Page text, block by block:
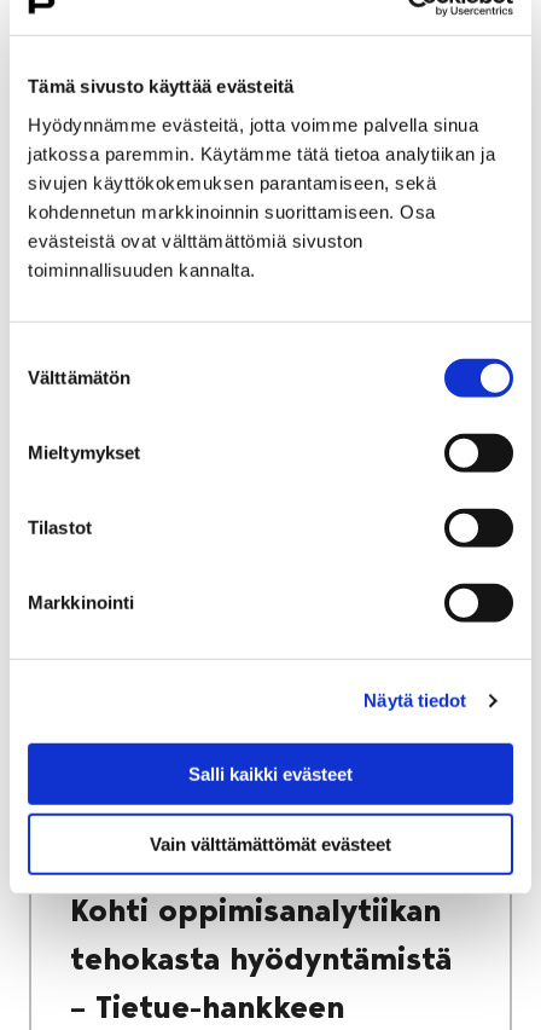
Tämä sivusto käyttää evästeitä
Hyödynnämme evästeitä, jotta voimme palvella sinua
jatkossa paremmin. Käytämme tätä tietoa analytiikan ja
sivujen käyttökokemuksen parantamiseen, sekä
kohdennetun markkinoinnin suorittamiseen. Osa
evästeistä ovat välttämättömiä sivuston
toiminnallisuuden kannalta.
valinta
Välttämätön
Mieltymykset
Tilastot
Markkinointi
Näytä tiedot
Salli kaikki evästeet
Vain välttämättömät evästeet
Etusivu
Hyvinvointi
Yhdistyksille ja seuroille
Yhdistysillan 10.4.2025 työpajan yhteenveto
Yhdistysillan 10.4.2025
työpajan yhteenveto
Etusivu
Maauimala
Kehittämishankkeet
hyödyntämistä – Tietue-hankkeen
ensimmäinen toimintavuosi
Kohti oppimisanalytiikan
tehokasta hyödyntämistä
– Tietue-hankkeen